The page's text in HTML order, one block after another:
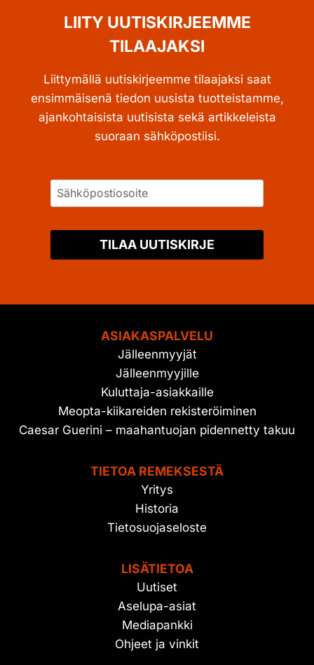
LIITY UUTISKIRJEEMME
TILAAJAKSI
Liittymällä uutiskirjeemme tilaajaksi saat
ensimmäisenä tiedon uusista tuotteistamme,
ajankohtaisista uutisista sekä artikkeleista
suoraan sähköpostiisi.
TILAA UUTISKIRJE
ASIAKASPALVELU
Jälleenmyyjät
Jälleenmyyjille
Kuluttaja-asiakkaille
Meopta-kiikareiden rekisteröiminen
Caesar Guerini – maahantuojan pidennetty takuu
TIETOA REMEKSESTÄ
Yritys
Historia
Tietosuojaseloste
LISÄTIETOA
Uutiset
Aselupa-asiat
Mediapankki
Ohjeet ja vinkit